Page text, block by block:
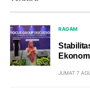
RAGAM
JUMAT 7